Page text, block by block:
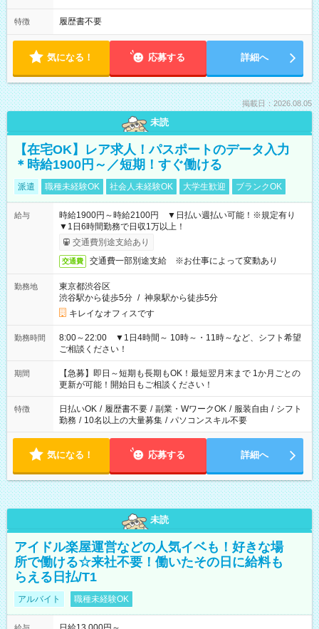
特徴 履歴書不要
気になる！ 応募する 詳細へ
掲載日：2026.08.05
未読
【在宅OK】レア求人！パスポートのデータ入力
＊時給1900円～／短期！すぐ働ける
派遣 職種未経験OK 社会人未経験OK 大学生歓迎 ブランクOK
給与
時給1900円～時給2100円 ▼日払い週払い可能！※規定有り
▼1日6時間勤務で日収1万以上！
交通費別途支給あり
交通費 交通費一部別途支給 ※お仕事によって変動あり
勤務地
東京都渋谷区
渋谷駅から徒歩5分 / 神泉駅から徒歩5分
キレイなオフィスです
勤務時間
8:00～22:00 ▼1日4時間～ 10時～・11時～など、シフト希望
ご相談ください！
期間
【急募】即日～短期も長期もOK！最短翌月末まで 1か月ごとの
更新が可能！開始日もご相談ください！
特徴 日払いOK / 履歴書不要 / 副業・WワークOK / 服装自由 / シフト
勤務 / 10名以上の大量募集 / パソコンスキル不要
気になる！ 応募する 詳細へ
未読
アイドル楽屋運営などの人気イベも！好きな場
所で働ける☆来社不要！働いたその日に給料も
らえる日払/T1
アルバイト 職種未経験OK